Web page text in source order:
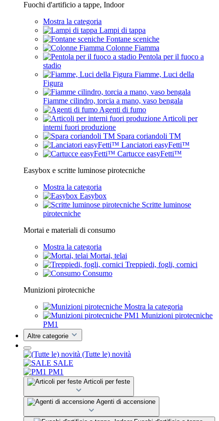
Fuochi d'artificio a tappe, Indoor
Mostra la categoria
Lampi di tappa
Fontane sceniche
Colonne Fiamma
Pentola per il fuoco a
stadio
Fiamme, Luci della
Figura
Fiamme cilindro, torcia a mano, vaso bengala
Agenti di fumo
Articoli per
interni fuori produzione
Spara coriandoli TM
Lanciatori easyFetti™
Cartucce easyFetti™
Easybox e scritte luminose pirotecniche
Mostra la categoria
Easybox
Scritte luminose
pirotecniche
Mortai e materiali di consumo
Mostra la categoria
Mortai, telai
Treppiedi, fogli, cornici
Consumo
Munizioni pirotecniche
Mostra la categoria
Munizioni pirotecniche
PM1
Altre categorie
(Tutte le) novità
SALE
PM1
Articoli per feste
Agenti di accensione